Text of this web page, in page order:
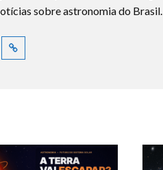
sobre astronomia do Brasil.